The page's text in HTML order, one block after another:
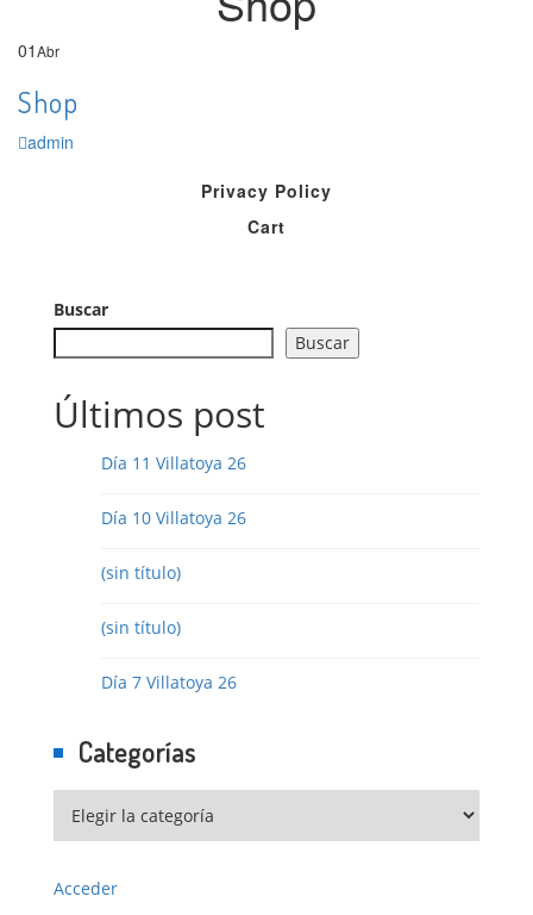
01Abr
Shop
admin
Privacy Policy
Cart
Buscar
Buscar
Últimos post
Día 11 Villatoya 26
Día 10 Villatoya 26
(sin título)
(sin título)
Día 7 Villatoya 26
Categorías
Acceder